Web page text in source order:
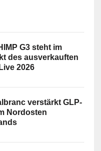
G3 steht im
des ausverkauften
2026
verstärkt GLP-
Nordosten